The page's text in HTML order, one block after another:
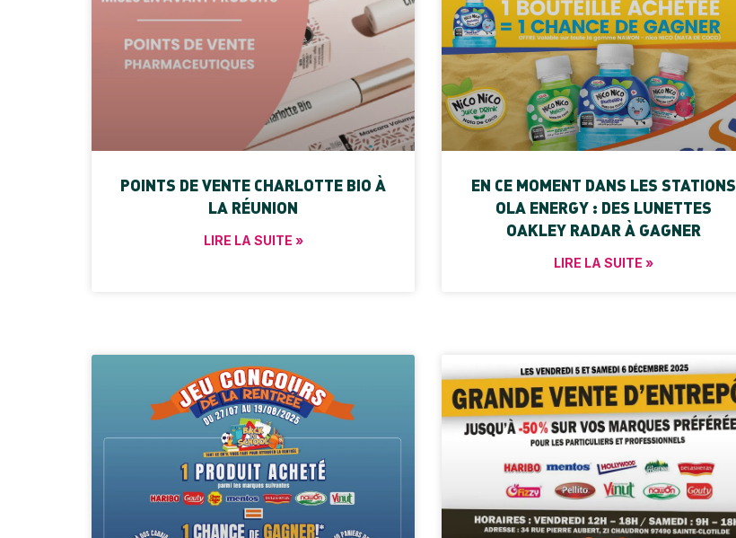
POINTS DE VENTE CHARLOTTE BIO À
LA RÉUNION
LIRE LA SUITE »
EN CE MOMENT DANS LES STATIONS
OLA ENERGY : DES LUNETTES
OAKLEY RADAR À GAGNER
LIRE LA SUITE »